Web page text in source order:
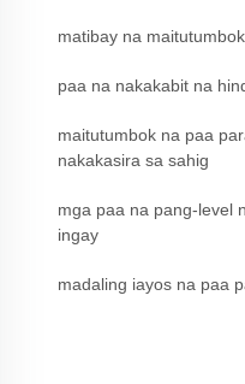
matibay na
paa na nakakabit na
maitutumbok na paa
nakakasira sa sahig
mga paa na pang-level
ingay
madaling iayos na paa